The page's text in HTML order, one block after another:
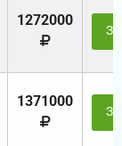
1272000
1371000